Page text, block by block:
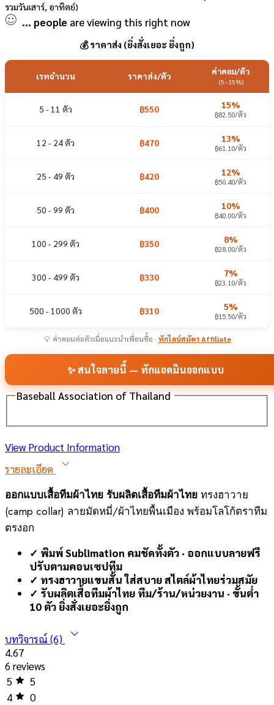
รวมวันเสาร์, อาทิตย์)
... people are viewing this right now
💰 ราคาส่ง (ยิ่งสั่งเยอะ ยิ่งถูก)
เรทจำนวน ราคาส่ง/ตัว ค่าคอม/ตัว
(5–15%)
5 - 11 ตัว ฿550 15%
฿82.50/ตัว
12 - 24 ตัว ฿470 13%
฿61.10/ตัว
25 - 49 ตัว ฿420 12%
฿50.40/ตัว
50 - 99 ตัว ฿400 10%
฿40.00/ตัว
100 - 299 ตัว ฿350 8%
฿28.00/ตัว
300 - 499 ตัว ฿330 7%
฿23.10/ตัว
500 - 1000 ตัว ฿310 5%
฿15.50/ตัว
💡 ค่าคอมต่อตัวเมื่อแนะนำเพื่อนซื้อ · ทักไลน์สมัคร Affiliate
✨ สนใจลายนี้ — ทักแอดมินออกแบบ
Baseball Association of Thailand
View Product Information
รายละเอียด
ออกแบบเสื้อทีมผ้าไทย รับผลิตเสื้อทีมผ้าไทย ทรงฮาวาย
(camp collar) ลายมัดหมี่/ผ้าไทยพื้นเมือง พร้อมโลโก้ตราทีม
ตรงอก
✓ พิมพ์ Sublimation คมชัดทั้งตัว · ออกแบบลายฟรี
ปรับตามคอนเซปทีม
✓ ทรงฮาวายแขนสั้น ใส่สบาย สไตล์ผ้าไทยร่วมสมัย
✓ รับผลิตเสื้อทีมผ้าไทย ทีม/ร้าน/หน่วยงาน · ขั้นต่ำ
10 ตัว ยิ่งสั่งเยอะยิ่งถูก
บทวิจารณ์ (6)
4.67
6 reviews
5
5
4
0